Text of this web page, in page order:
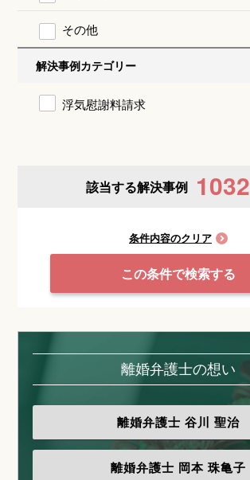
その他
解決事例カテゴリー
浮気慰謝料請求
該当する解決事例 1032
条件内容のクリア
この条件で検索する
離婚弁護士の想い
離婚弁護士 谷川 聖治
離婚弁護士 岡本 珠亀子